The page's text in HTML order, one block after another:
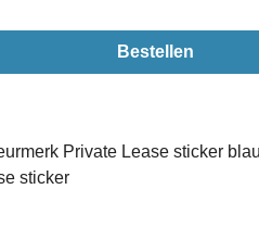
Bestellen
sticker